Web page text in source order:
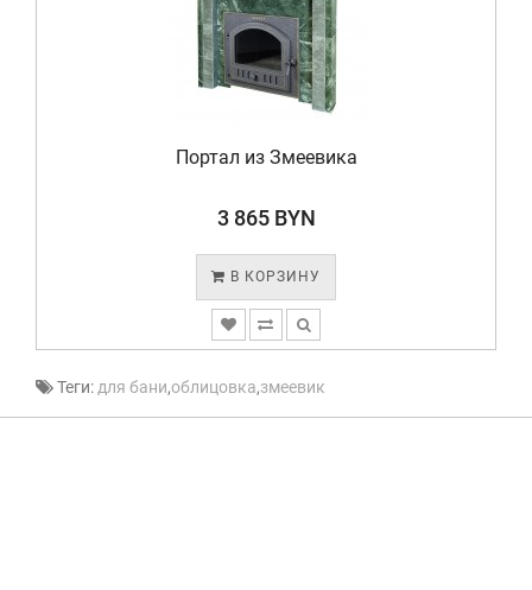
Портал из Змеевика
3 865 BYN
В КОРЗИНУ
Теги: для бани,облицовка,змеевик